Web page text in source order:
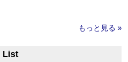
もっと見る »
List